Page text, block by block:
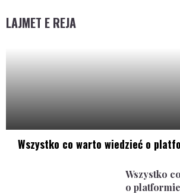
LAJMET E REJA
Wszystko co warto wiedzieć o
Wszystko
o